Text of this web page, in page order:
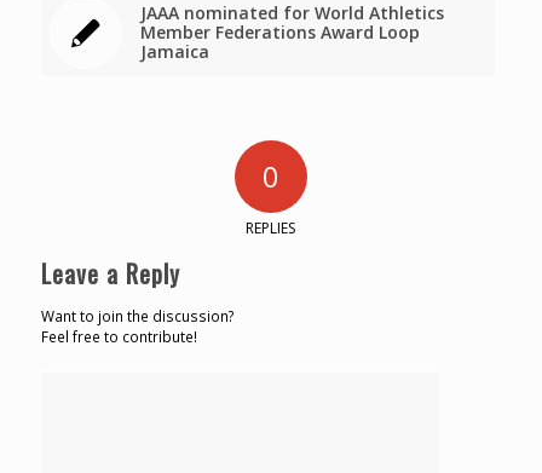
JAAA nominated for World Athletics
Member Federations Award Loop
Jamaica
0
REPLIES
Leave a Reply
Want to join the discussion?
Feel free to contribute!